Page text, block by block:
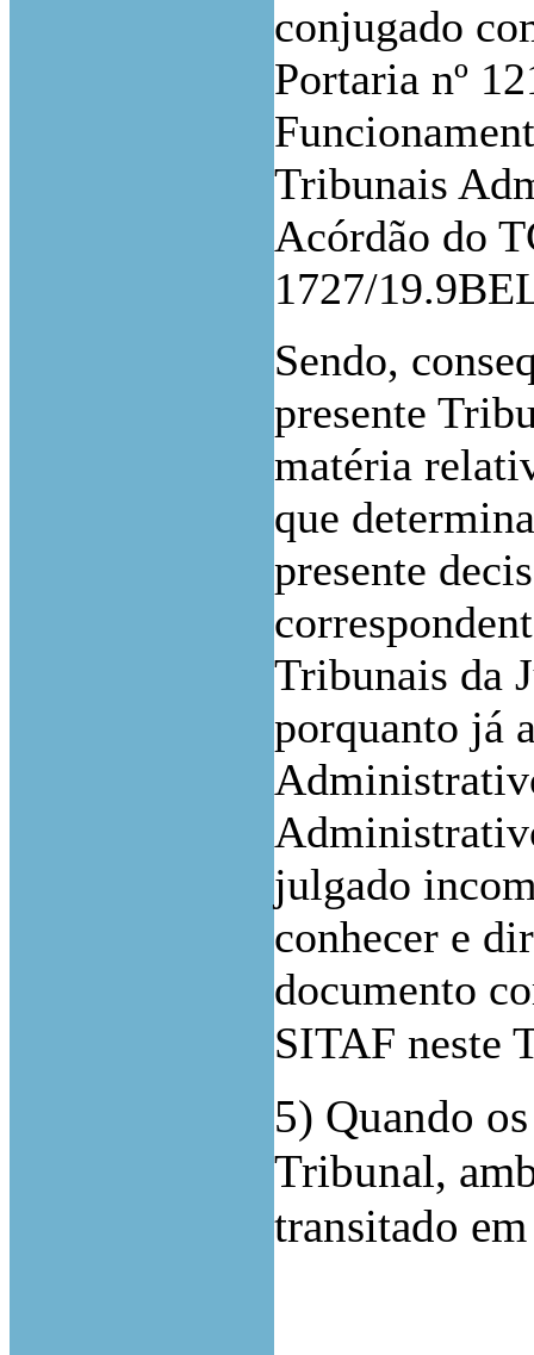
conjugado
Portaria nº
Tribunais
Acórdão do
1727/
Sendo,
presente
matéria
que
presente
Tribunais da
porquanto já
julgado
conhecer e
documento
SITAF neste
5) Quando
Tribunal,
transitado